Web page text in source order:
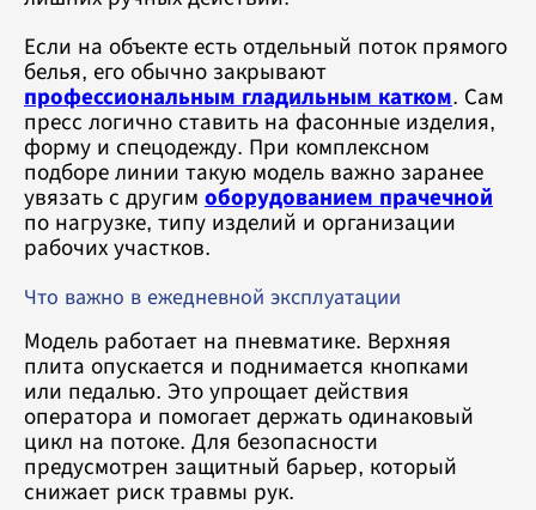
Если на объекте есть отдельный поток прямого
белья, его обычно закрывают
профессиональным гладильным катком. Сам
пресс логично ставить на фасонные изделия,
форму и спецодежду. При комплексном
подборе линии такую модель важно заранее
увязать с другим оборудованием прачечной
по нагрузке, типу изделий и организации
рабочих участков.
Что важно в ежедневной эксплуатации
Модель работает на пневматике. Верхняя
плита опускается и поднимается кнопками
или педалью. Это упрощает действия
оператора и помогает держать одинаковый
цикл на потоке. Для безопасности
предусмотрен защитный барьер, который
снижает риск травмы рук.